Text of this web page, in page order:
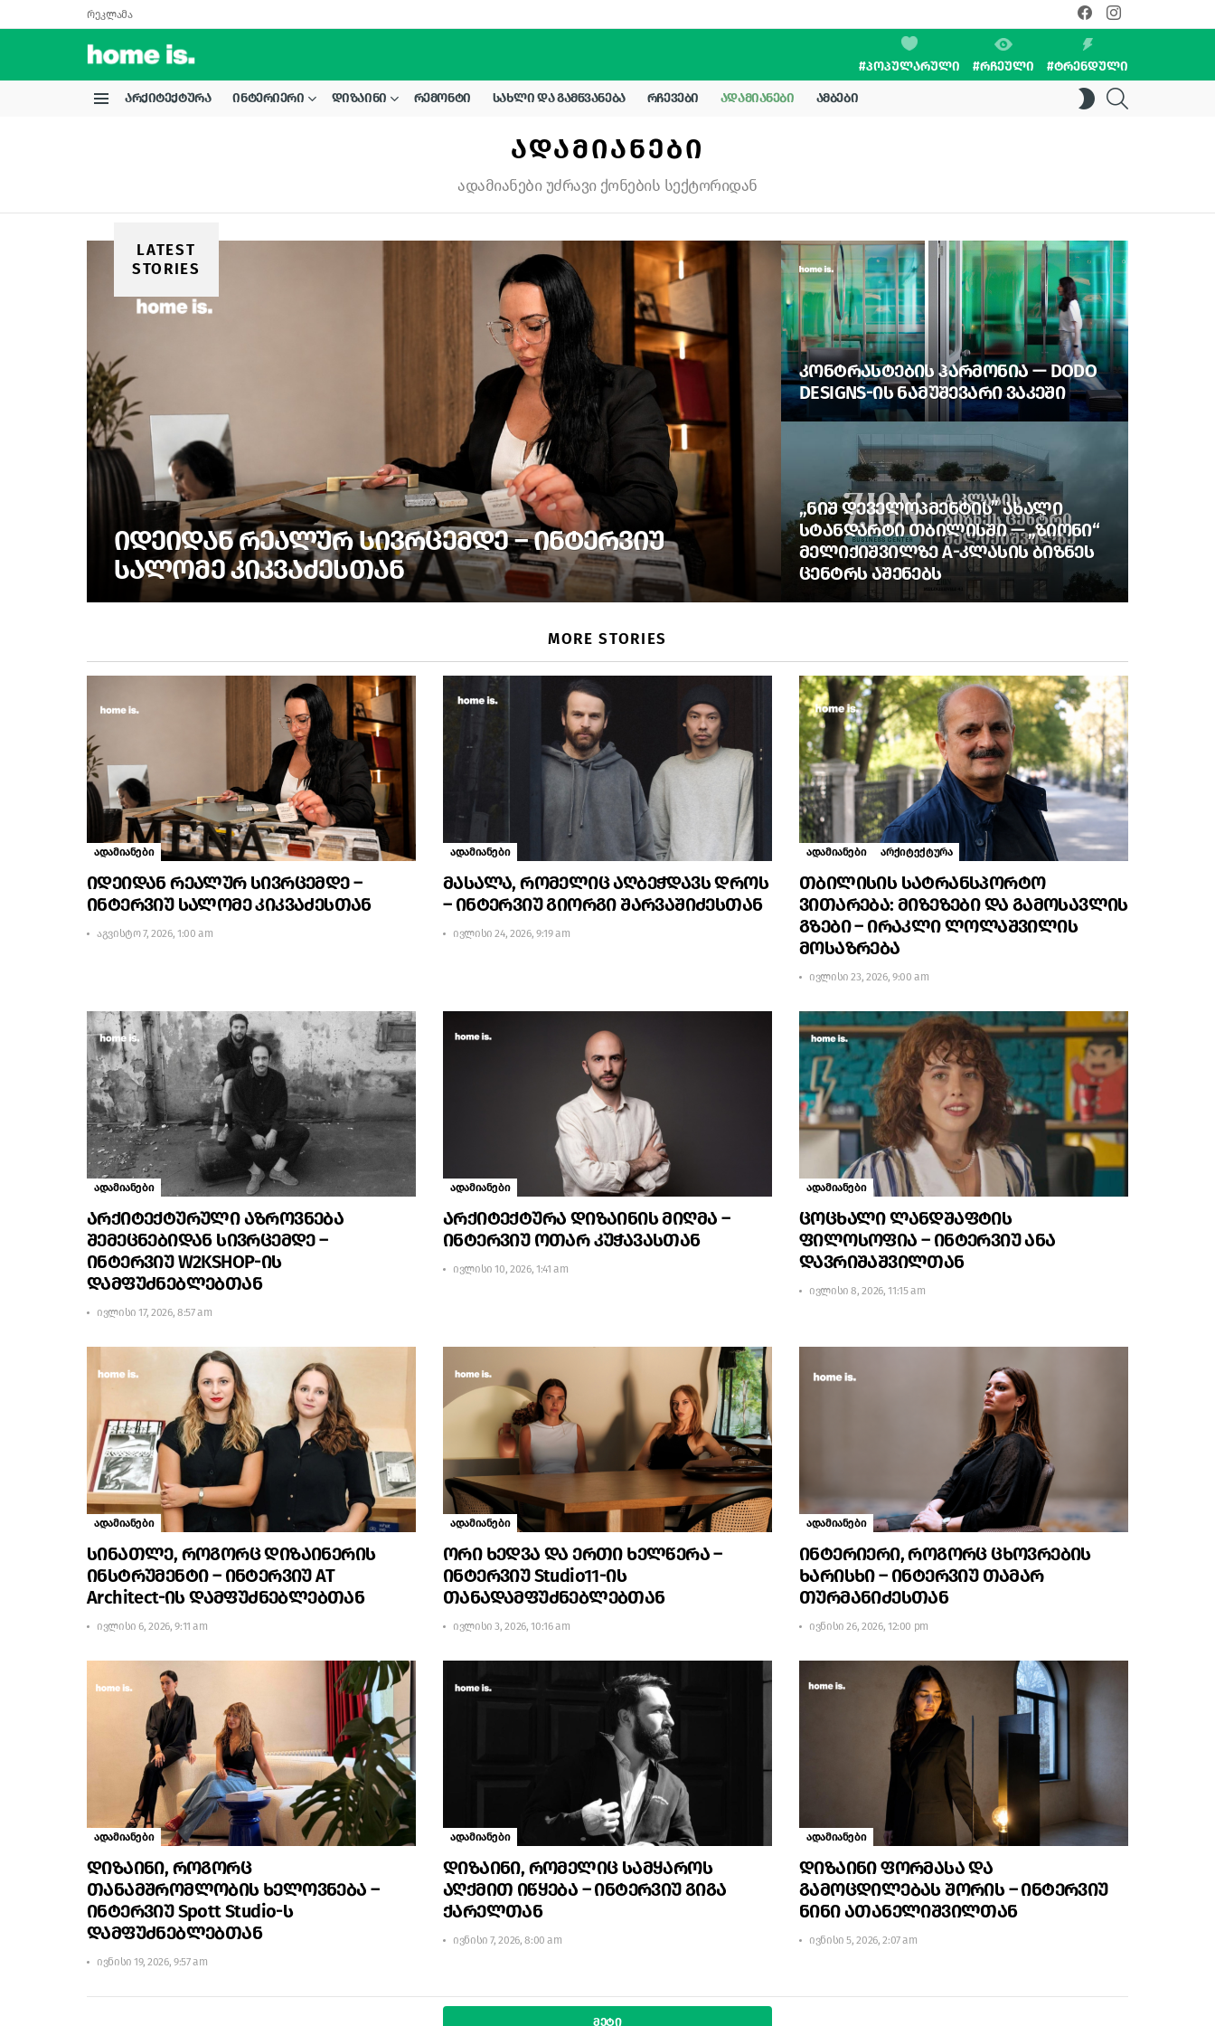
რეკლამა
facebookinstagram
#ᲞᲝᲞᲣᲚᲐᲠᲣᲚᲘ #ᲠᲩᲔᲣᲚᲘ #ᲢᲠᲔᲜᲓᲣᲚᲘ
ᲐᲠᲥᲘᲢᲔᲥᲢᲣᲠᲐ ᲘᲜᲢᲔᲠᲘᲔᲠᲘ ᲓᲘᲖᲐᲘᲜᲘ ᲠᲔᲛᲝᲜᲢᲘ ᲡᲐᲮᲚᲘ ᲓᲐ ᲒᲐᲛᲬᲕᲐᲜᲔᲑᲐ ᲠᲩᲔᲕᲔᲑᲘ ᲐᲓᲐᲛᲘᲐᲜᲔᲑᲘ ᲐᲛᲑᲔᲑᲘ
SWITCH
SKIN
ᲐᲓᲐᲛᲘᲐᲜᲔᲑᲘ
ადამიანები უძრავი ქონების სექტორიდან
LATEST
STORIES
ᲘᲓᲔᲘᲓᲐᲜ ᲠᲔᲐᲚᲣᲠ ᲡᲘᲕᲠᲪᲔᲛᲓᲔ – ᲘᲜᲢᲔᲠᲕᲘᲣ
ᲡᲐᲚᲝᲛᲔ ᲙᲘᲙᲕᲐᲫᲔᲡᲗᲐᲜ
ᲙᲝᲜᲢᲠᲐᲡᲢᲔᲑᲘᲡ ᲰᲐᲠᲛᲝᲜᲘᲐ — DODO
DESIGNS-ᲘᲡ ᲜᲐᲛᲣᲨᲔᲕᲐᲠᲘ ᲕᲐᲙᲔᲨᲘ
„ᲜᲘᲨ ᲓᲔᲕᲔᲚᲝᲞᲛᲔᲜᲢᲘᲡ” ᲐᲮᲐᲚᲘ
ᲡᲢᲐᲜᲓᲐᲠᲢᲘ ᲗᲑᲘᲚᲘᲡᲨᲘ — „ᲖᲘᲝᲜᲘ“
ᲛᲔᲚᲘᲥᲘᲨᲕᲘᲚᲖᲔ A-ᲙᲚᲐᲡᲘᲡ ᲑᲘᲖᲜᲔᲡ
ᲪᲔᲜᲢᲠᲡ ᲐᲨᲔᲜᲔᲑᲡ
MORE STORIES
ადამიანები
იდეიდან რეალურ სივრცემდე –
ინტერვიუ სალომე კიკვაძესთან
აგვისტო 7, 2026, 1:00 am
ადამიანები
მასალა, რომელიც აღბეჭდავს დროს
– ინტერვიუ გიორგი შარვაშიძესთან
ივლისი 24, 2026, 9:19 am
ადამიანები არქიტექტურა
თბილისის სატრანსპორტო
ვითარება: მიზეზები და გამოსავლის
გზები – ირაკლი ლოლაშვილის
მოსაზრება
ივლისი 23, 2026, 9:00 am
ადამიანები
არქიტექტურული აზროვნება
შემეცნებიდან სივრცემდე –
ინტერვიუ W2KSHOP-ის
დამფუძნებლებთან
ივლისი 17, 2026, 8:57 am
ადამიანები
არქიტექტურა დიზაინის მიღმა –
ინტერვიუ ოთარ კუჭავასთან
ივლისი 10, 2026, 1:41 am
ადამიანები
ცოცხალი ლანდშაფტის
ფილოსოფია – ინტერვიუ ანა
დავრიშაშვილთან
ივლისი 8, 2026, 11:15 am
ადამიანები
სინათლე, როგორც დიზაინერის
ინსტრუმენტი – ინტერვიუ AT
Architect-ის დამფუძნებლებთან
ივლისი 6, 2026, 9:11 am
ადამიანები
ორი ხედვა და ერთი ხელწერა –
ინტერვიუ Studio11-ის
თანადამფუძნებლებთან
ივლისი 3, 2026, 10:16 am
ადამიანები
ინტერიერი, როგორც ცხოვრების
ხარისხი – ინტერვიუ თამარ
თურმანიძესთან
ივნისი 26, 2026, 12:00 pm
ადამიანები
დიზაინი, როგორც
თანამშრომლობის ხელოვნება –
ინტერვიუ Spott Studio-ს
დამფუძნებლებთან
ივნისი 19, 2026, 9:57 am
ადამიანები
დიზაინი, რომელიც სამყაროს
აღქმით იწყება – ინტერვიუ გიგა
ქარელთან
ივნისი 7, 2026, 8:00 am
ადამიანები
დიზაინი ფორმასა და
გამოცდილებას შორის – ინტერვიუ
ნინი ათანელიშვილთან
ივნისი 5, 2026, 2:07 am
ᲛᲔᲢᲘ